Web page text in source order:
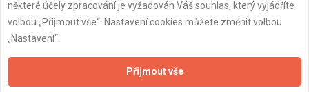
Důležité informace
Naše firmy a řemeslníci
některé účely zpracování je vyžadován Váš souhlas, který vyjádříte
volbou „Přijmout vše“. Nastavení cookies můžete změnit volbou
„Nastavení“.
Přijmout vše